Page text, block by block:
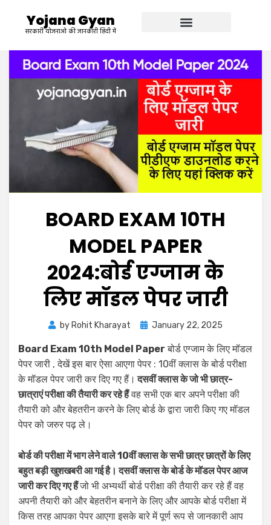
Yojana Gyan
सरकारी योजनाओ की जानकारी हिंदी में
BOARD EXAM 10TH
MODEL PAPER
2024:बोर्ड एग्जाम के
लिए मॉडल पेपर जारी
by Rohit Kharayat January 22, 2025
Board Exam 10th Model Paper बोर्ड एग्जाम के लिए मॉडल
पेपर जारी , देखें इस बार ऐसा आएगा पेपर : 10वीं क्लास के बोर्ड परीक्षा
के मॉडल पेपर जारी कर दिए गए हैं। दसवीं क्लास के जो भी छात्र-
छात्राएं परीक्षा की तैयारी कर रहे हैंवह सभी एक बार अपने परीक्षा की
तैयारी को और बेहतरीन करने के लिए बोर्ड के द्वारा जारी किए गए मॉडल
पेपर को जरुर पढ़ ले।
बोर्ड की परीक्षा में भाग लेने वाले 10वीं क्लास के सभी छात्र छात्रों के लिए
बहुत बड़ी खुशखबरी आ गई है। दसवीं क्लास के बोर्ड के मॉडल पेपर आज
जारी कर दिए गए हैंजो भी अभ्यर्थी बोर्ड परीक्षा की तैयारी कर रहे हैं वह
अपनी तैयारी को और बेहतरीन बनाने के लिए और आपके बोर्ड परीक्षा में
किस तरह आपका पेपर आएगा इसके बारे में पूर्ण रूप से जानकारी आप